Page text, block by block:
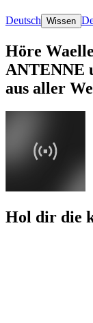
Deutsch Wissen
Höre
ANTENNE
aus aller
Hol dir die